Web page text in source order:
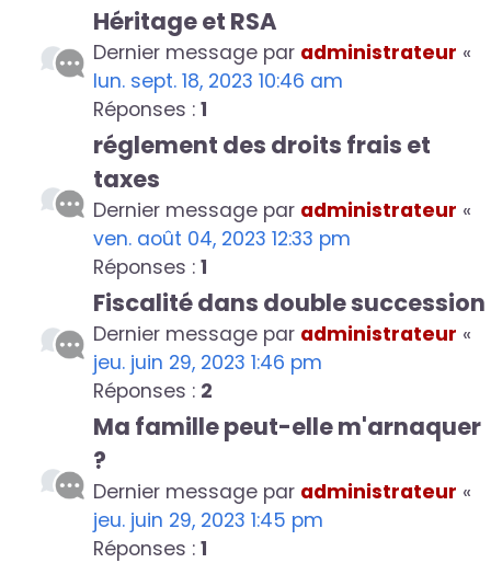
Héritage et RSA
Dernier message par administrateur «
lun. sept. 18, 2023 10:46 am
Réponses : 1
réglement des droits frais et
taxes
Dernier message par administrateur «
ven. août 04, 2023 12:33 pm
Réponses : 1
Fiscalité dans double succession
Dernier message par administrateur «
jeu. juin 29, 2023 1:46 pm
Réponses : 2
Ma famille peut-elle m'arnaquer
?
Dernier message par administrateur «
jeu. juin 29, 2023 1:45 pm
Réponses : 1